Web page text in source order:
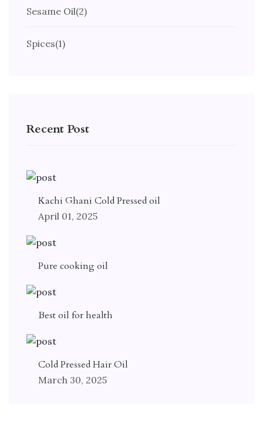
Sesame Oil(2)
Spices(1)
Recent Post
Kachi Ghani Cold Pressed oil
April 01, 2025
Pure cooking oil
Best oil for health
Cold Pressed Hair Oil
March 30, 2025